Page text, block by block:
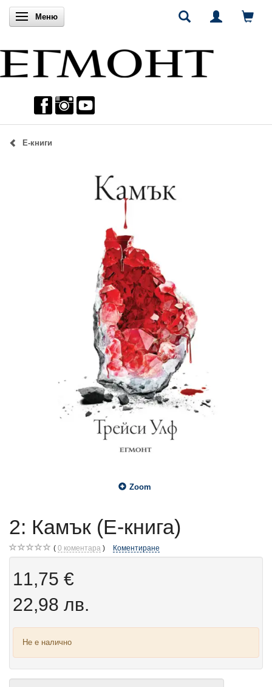
Включи навигацията
Меню
Е-книги
Zoom
2: Камък (Е-книга)
0 коментара Коментиране
11,75 €
22,98 лв.
Не е налично